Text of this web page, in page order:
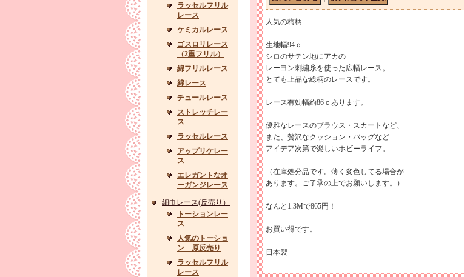
ラッセルフリル
レース
ケミカルレース
ゴスロリレース
（2重フリル）
綿フリルレース
綿レース
チュールレース
ストレッチレー
ス
ラッセルレース
アップリケレー
ス
エレガントなオ
ーガンジレース
細巾レース(反売り）
トーションレー
ス
人気のトーショ
ン 原反売り
ラッセルフリル
レース
人気の梅柄
生地幅94ｃ
シロのサテン地にアカの
レーヨン刺繍糸を使った広幅レース。
とても上品な総柄のレースです。
レース有効幅約86ｃあります。
優雅なレースのブラウス・スカートなど、
また、贅沢なクッション・バッグなど
アイデア次第で楽しいホビーライフ。
（在庫処分品です。薄く変色してる場合が
あります。ご了承の上でお願いします。）
なんと1.3Mで865円！
お買い得です。
日本製